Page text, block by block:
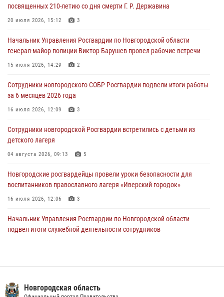
Телесюжет в программе "Вести. Великий Новгород" (ГТРК "Славия")
от 05 июля 2026 года. Росгвардейцы принимают участие в приемке
05 августа 2026, 10:21 1
Телесюжет в программе "Новгородское областное телевидение.
участие в приемке образовательных учреждений к новому году.
05 августа 2026, 10:19
первенстве в Чемпионате Северо-Западного округа Росгвардии по
спортивному самбо
04 августа 2026, 11:42 4
Сотрудники новгородской Росгвардии встретились с детьми из
детского лагеря
04 августа 2026, 09:13
посвященных 210-летию со дня смерти Г. Р. Державина
20 июля 2026, 15:12 3
Начальник Управления Росгвардии по Новгородской области
генерал-майор полиции Виктор Барушев провел рабочие встречи
15 июля 2026, 14:29 2
Сотрудники новгородского СОБР Росгвардии подвели итоги работы
за 6 месяцев 2026 года
16 июля 2026, 12:09 3
Сотрудники новгородской Росгвардии встретились с детьми из
детского лагеря
04 августа 2026, 09:13 5
Новгородские росгвардейцы провели уроки безопасности для
воспитанников православного лагеря «Иверский городок»
16 июля 2026, 12:06 3
Начальник Управления Росгвардии по Новгородской области
подвел итоги служебной деятельности сотрудников
воспитанников летнего лагеря мастер-класс по тактической
медицине
Новгородская область